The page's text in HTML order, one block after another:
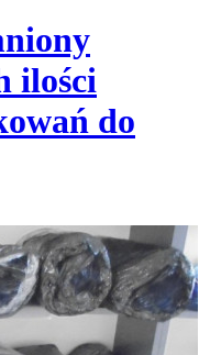
ilości
do